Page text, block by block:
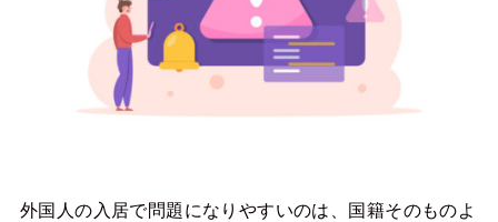
外国人の入居で問題になりやすいのは、国籍そのものよ